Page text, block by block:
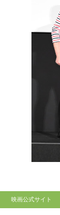
映画公式サイト